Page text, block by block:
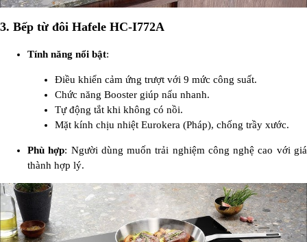
3. Bếp từ đôi Hafele HC-I772A
Tính năng nổi bật:
Điều khiển cảm ứng trượt với 9 mức công suất.
Chức năng Booster giúp nấu nhanh.
Tự động tắt khi không có nồi.
Mặt kính chịu nhiệt Eurokera (Pháp), chống trầy xước.
Phù hợp: Người dùng muốn trải nghiệm công nghệ cao với giá
thành hợp lý.